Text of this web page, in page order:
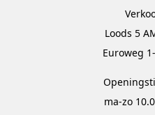
Loods 5
Euroweg
ma-zo